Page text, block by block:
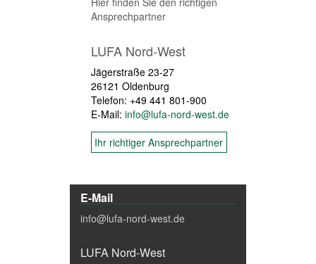
Ansprechpartner
LUFA Nord-West
Jägerstraße 23-27
26121 Oldenburg
Telefon: +49 441 801-900
E-Mail: info@lufa-nord-west.de
Ihr richtiger Ansprechpartner
E-Mail
info@lufa-nord-west.de
LUFA Nord-West